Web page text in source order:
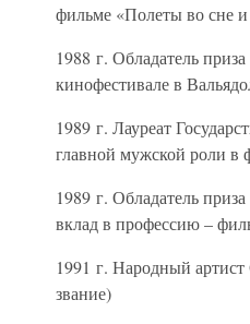
фильме «Полеты во сне и
1988 г. Обладатель
кинофестивале в
1989 г. Лауреат
главной мужской роли в
1989 г. Обладатель
вклад в профессию –
1991 г. Народный
звание)